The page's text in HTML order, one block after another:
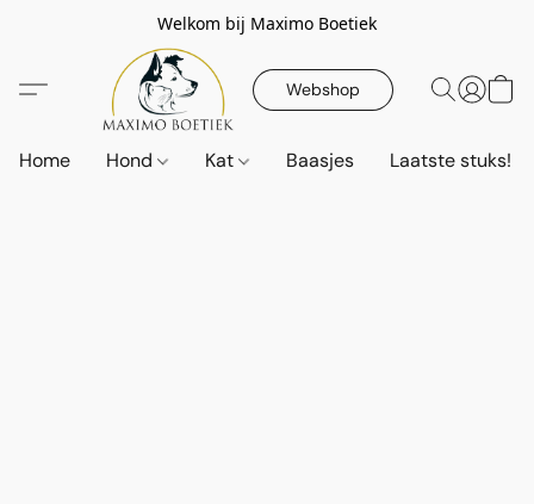
Welkom bij Maximo Boetiek
Webshop
Home Hond Kat Baasjes Laatste stuks!